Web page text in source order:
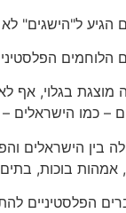
הגיע ל"הישגים"
הלוחמים
מוצגת בגלוי, אף
כמו הישראלים –
בין הישראלים
אמהות בוכות,
הפלסטיניים